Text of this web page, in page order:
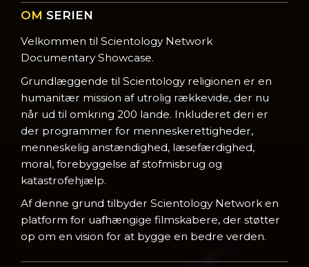
OM SERIEN
Velkommen til Scientology Network
Documentary Showcase.
Grundlæggende til Scientology religionen er en
humanitær mission af utrolig rækkevide, der nu
når ud til omkring 200 lande. Inkluderet deri er
der programmer for menneskerettigheder,
menneskelig anstændighed, læsefærdighed,
moral, forebyggelse af stofmisbrug og
katastrofehjælp.
Af denne grund tilbyder Scientology Network en
platform for uafhængige filmskabere, der støtter
op om en vision for at bygge en bedre verden.